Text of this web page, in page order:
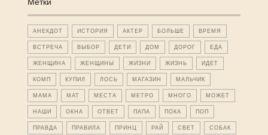
АНЕКДОТ ИСТОРИЯ АКТЕР БОЛЬШЕ ВРЕМЯ
ВСТРЕЧА ВЫБОР ДЕТИ ДОМ ДОРОГ ЕДА
ЖЕНЩИНА ЖЕНЩИНЫ ЖИЗНИ ЖИЗНЬ ИДЕТ
КОМП КУПИЛ ЛОСЬ МАГАЗИН МАЛЬЧИК
МАМА МАТ МЕСТА МЕТРО МНОГО МОЖЕТ
НАШИ ОКНА ОТВЕТ ПАПА ПОКА ПОП
ПРАВДА ПРАВИЛА ПРИНЦ РАЙ СВЕТ СОБАК